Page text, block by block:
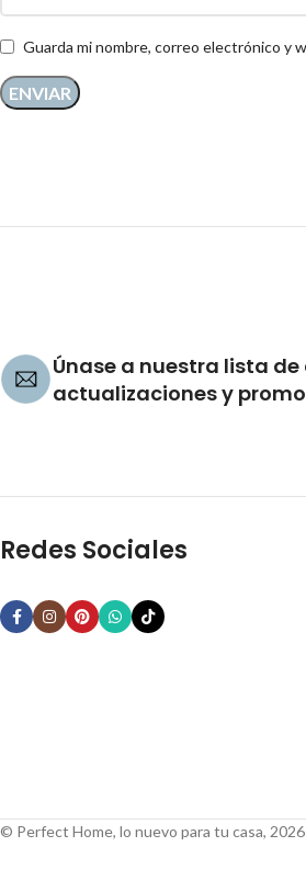
Guarda mi nombre, correo electrónico y
Únase a nuestra lista
actualizaciones y
Redes Sociales
© Perfect Home, lo nuevo para tu casa, 2026